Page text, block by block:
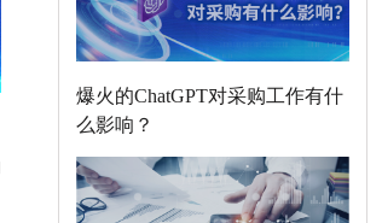
爆火的ChatGPT对采购工作有什
么影响？